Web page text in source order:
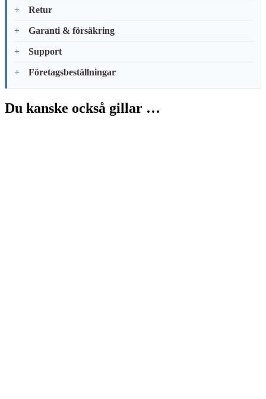
Retur
Garanti & försäkring
Support
Företagsbeställningar
Du kanske också gillar …